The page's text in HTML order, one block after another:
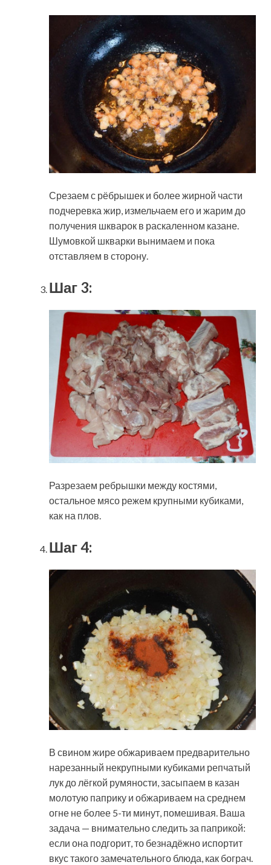
Срезаем с рёбрышек и более жирной части
подчеревка жир, измельчаем его и жарим до
получения шкварок в раскаленном казане.
Шумовкой шкварки вынимаем и пока
отставляем в сторону.
Шаг 3:
Разрезаем ребрышки между костями,
остальное мясо режем крупными кубиками,
как на плов.
Шаг 4:
В свином жире обжариваем предварительно
нарезанный некрупными кубиками репчатый
лук до лёгкой румяности, засыпаем в казан
молотую паприку и обжариваем на среднем
огне не более 5-ти минут, помешивая. Ваша
задача — внимательно следить за паприкой:
если она подгорит, то безнадёжно испортит
вкус такого замечательного блюда, как бограч.